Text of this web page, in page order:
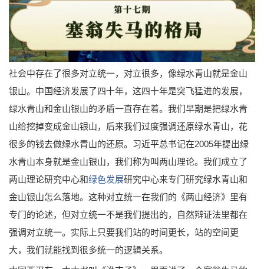
社会中存在了很多对立统一，对立很多，像绿水青山就是金山
银山。中国经济发展了四十年，这四十年是突飞猛进的发展，
绿水青山和金山银山的矛盾一直存在着。我们早期是把绿水青
山给挖掉变成金山银山，后来我们过度强调还原绿水青山，花
很多的钱去做绿水青山的还原。习近平总书记在2005年提出绿
水青山本身就是金山银山，我们称为叫两山理论。我们成立了
两山理论研究中心和绿色发展研究中心来专门研究绿水青山和
金山银山怎么落地。这种对立统一在我们的《两山经济》里有
专门的论述，但对立统一不是我们提出的，自然辩证法里都在
强调对立统一。实际上只要我们站的时间更长，站的空间更
大，我们就能找到很多统一的逻辑关系。